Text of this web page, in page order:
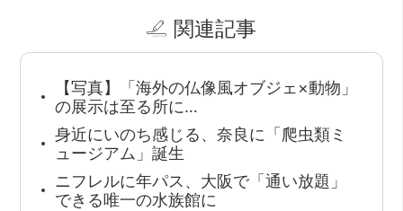
関連記事
【写真】「海外の仏像風オブジェ×動物」
の展示は至る所に…
身近にいのち感じる、奈良に「爬虫類ミ
ュージアム」誕生
ニフレルに年パス、大阪で「通い放題」
できる唯一の水族館に